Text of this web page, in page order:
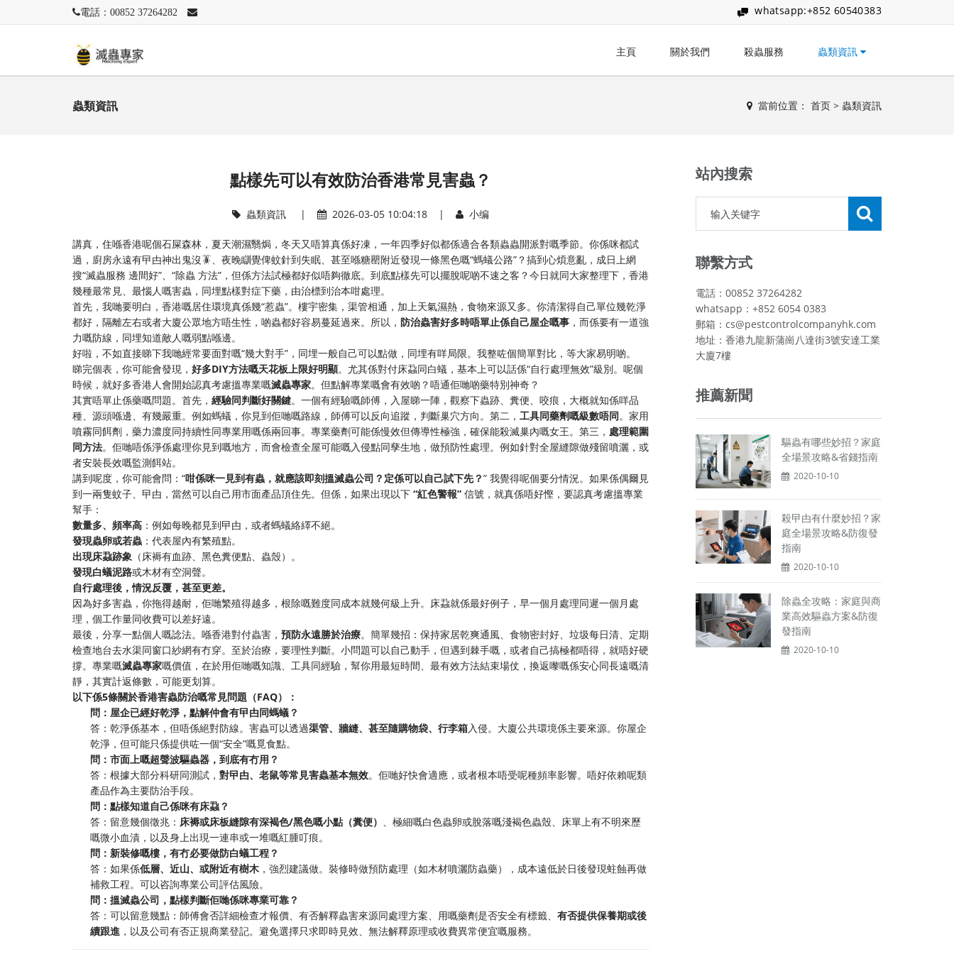
電話：00852 37264282 whatsapp:+852 60540383
主頁 關於我們 殺蟲服務 蟲類資訊
蟲類資訊 當前位置： 首页 > 蟲類資訊
點樣先可以有效防治香港常見害蟲？
蟲類資訊 | 2026-03-05 10:04:18 | 小编
講真，住喺香港呢個石屎森林，夏天潮濕翳焗，冬天又唔算真係好凍，一年四季好似都係適合各類蟲蟲開派對嘅季節。你係咪都試
過，廚房永遠有曱甴神出鬼沒🪳、夜晚瞓覺俾蚊針到失眠、甚至喺糖罌附近發現一條黑色嘅“螞蟻公路”？搞到心煩意亂，成日上網
搜“滅蟲服務 邊間好”、“除蟲 方法”，但係方法試極都好似唔夠徹底。到底點樣先可以擺脫呢啲不速之客？今日就同大家整理下，香港
幾種最常見、最惱人嘅害蟲，同埋點樣對症下藥，由治標到治本咁處理。
首先，我哋要明白，香港嘅居住環境真係幾“惹蟲”。樓宇密集，渠管相通，加上天氣濕熱，食物來源又多。你清潔得自己單位幾乾淨
都好，隔離左右或者大廈公眾地方唔生性，啲蟲都好容易蔓延過來。所以， 防治蟲害好多時唔單止係自己屋企嘅事 ，而係要有一道強
力嘅防線，同埋知道敵人嘅弱點喺邊。
好啦，不如直接睇下我哋經常要面對嘅“幾大對手”，同埋一般自己可以點做，同埋有咩局限。我整咗個簡單對比，等大家易明啲。
睇完個表，你可能會發現， 好多DIY方法嘅天花板上限好明顯。尤其係對付床蝨同白蟻，基本上可以話係“自行處理無效”級別。呢個
時候，就好多香港人會開始認真考慮搵專業嘅滅蟲專家。但點解專業嘅會有效啲？唔通佢哋啲藥特別神奇？
其實唔單止係藥嘅問題。首先， 經驗同判斷好關鍵。一個有經驗嘅師傅，入屋睇一陣，觀察下蟲跡、糞便、咬痕，大概就知係咩品
種、源頭喺邊、有幾嚴重。例如螞蟻，你見到佢哋嘅路線，師傅可以反向追蹤，判斷巢穴方向。第二， 工具同藥劑嘅級數唔同。家用
噴霧同餌劑，藥力濃度同持續性同專業用嘅係兩回事。專業藥劑可能係慢效但傳導性極強，確保能殺滅巢內嘅女王。第三， 處理範圍
同方法。佢哋唔係淨係處理你見到嘅地方，而會檢查全屋可能嘅入侵點同孳生地，做預防性處理。例如針對全屋縫隙做殘留噴灑，或
者安裝長效嘅監測餌站。
講到呢度，你可能會問：“咁係咪一見到有蟲，就應該即刻搵滅蟲公司？定係可以自己試下先？” 我覺得呢個要分情況。如果係偶爾見
到一兩隻蚊子、曱甴，當然可以自己用市面產品頂住先。但係，如果出現以下 “紅色警報” ​ 信號，就真係唔好慳，要認真考慮搵專業
幫手：
數量多、頻率高 ：例如每晚都見到曱甴，或者螞蟻絡繹不絕。
發現蟲卵或若蟲 ：代表屋內有繁殖點。
出現床蝨跡象 （床褥有血跡、黑色糞便點、蟲殼）。
發現白蟻泥路或木材有空洞聲。
自行處理後，情況反覆，甚至更差。
因為好多害蟲，你拖得越耐，佢哋繁殖得越多，根除嘅難度同成本就幾何級上升。床蝨就係最好例子，早一個月處理同遲一個月處
理，個工作量同收費可以差好遠。
最後，分享一點個人嘅諗法。喺香港對付蟲害， 預防永遠勝於治療。簡單幾招：保持家居乾爽通風、食物密封好、垃圾每日清、定期
檢查地台去水渠同窗口紗網有冇穿。至於治療，要理性判斷。小問題可以自己動手，但遇到棘手嘅，或者自己搞極都唔得，就唔好硬
撐。專業嘅滅蟲專家嘅價值，在於用佢哋嘅知識、工具同經驗，幫你用最短時間、最有效方法結束場仗，換返嚟嘅係安心同長遠嘅清
靜，其實計返條數，可能更划算。
以下係5條關於香港害蟲防治嘅常見問題（FAQ）：
問：屋企已經好乾淨，點解仲會有曱甴同螞蟻？
答：乾淨係基本，但唔係絕對防線。害蟲可以透過渠管、牆縫、甚至隨購物袋、行李箱入侵。大廈公共環境係主要來源。你屋企
乾淨，但可能只係提供咗一個“安全”嘅覓食點。
問：市面上嘅超聲波驅蟲器，到底有冇用？
答：根據大部分科研同測試， 對曱甴、老鼠等常見害蟲基本無效。佢哋好快會適應，或者根本唔受呢種頻率影響。唔好依賴呢類
產品作為主要防治手段。
問：點樣知道自己係咪有床蝨？
答：留意幾個徵兆： 床褥或床板縫隙有深褐色/黑色嘅小點（糞便） 、極細嘅白色蟲卵或脫落嘅淺褐色蟲殼、床單上有不明來歷
嘅微小血漬，以及身上出現一連串或一堆嘅紅腫叮痕。
問：新裝修嘅樓，有冇必要做防白蟻工程？
答：如果係低層、近山、或附近有樹木 ，強烈建議做。裝修時做預防處理（如木材噴灑防蟲藥），成本遠低於日後發現蛀蝕再做
補救工程。可以咨詢專業公司評估風險。
問：搵滅蟲公司，點樣判斷佢哋係咪專業可靠？
答：可以留意幾點：師傅會否詳細檢查才報價、有否解釋蟲害來源同處理方案、用嘅藥劑是否安全有標籤、 有否提供保養期或後
續跟進 ，以及公司有否正規商業登記。避免選擇只求即時見效、無法解釋原理或收費異常便宜嘅服務。
站內搜索
聯繫方式
電話：00852 37264282
whatsapp：+852 6054 0383
郵箱：cs@pestcontrolcompanyhk.com
地址：香港九龍新蒲崗八達街3號安達工業
大廈7樓
推薦新聞
驅蟲有哪些妙招？家庭
全場景攻略&省錢指南
2020-10-10
殺曱甴有什麼妙招？家
庭全場景攻略&防復發
指南
2020-10-10
除蟲全攻略：家庭與商
業高效驅蟲方案&防復
發指南
2020-10-10